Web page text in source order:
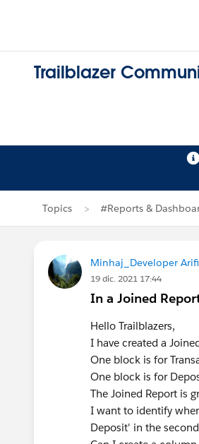
Trailblazer
Topics #Reports &
Minhaj_Developer
19 dic. 2021 17:44
In a Joined
Hello Trailblazers,
I have created a
One block is for
One block is for
The Joined Report is
I want to identify
Deposit' in the